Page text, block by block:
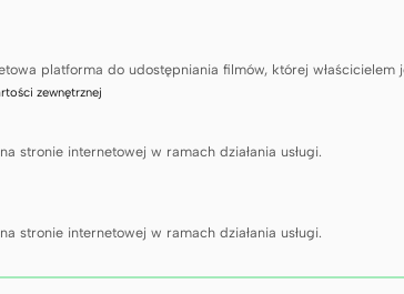
platforma do udostępniania filmów, której właścicielem
zewnętrznej
stronie internetowej w ramach działania usługi.
stronie internetowej w ramach działania usługi.